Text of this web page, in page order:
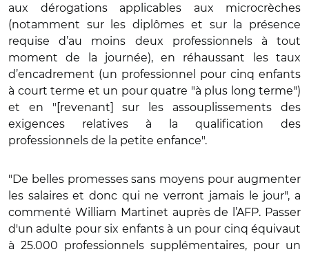
aux dérogations applicables aux microcrèches
(notamment sur les diplômes et sur la présence
requise d’au moins deux professionnels à tout
moment de la journée), en réhaussant les taux
d’encadrement (un professionnel pour cinq enfants
à court terme et un pour quatre "à plus long terme")
et en "[revenant] sur les assouplissements des
exigences relatives à la qualification des
professionnels de la petite enfance".
"De belles promesses sans moyens pour augmenter
les salaires et donc qui ne verront jamais le jour", a
commenté William Martinet auprès de l’AFP. Passer
d'un adulte pour six enfants à un pour cinq équivaut
à 25.000 professionnels supplémentaires, pour un